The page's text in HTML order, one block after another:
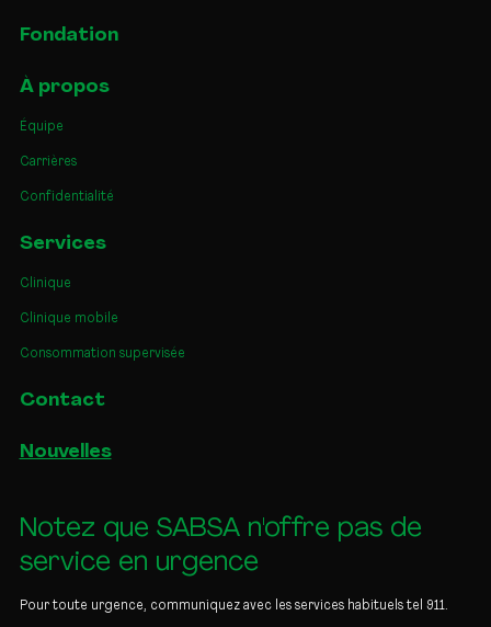
Fondation
À propos
Équipe
Carrières
Confidentialité
Services
Clinique
Clinique mobile
Consommation supervisée
Contact
Nouvelles
Notez que SABSA n'offre pas de
service en urgence
Pour toute urgence, communiquez avec les services habituels tel 911.